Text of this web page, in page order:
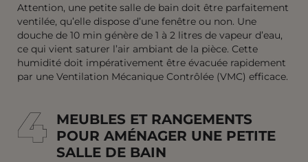
Attention, une petite salle de bain doit être parfaitement
ventilée, qu’elle dispose d’une fenêtre ou non. Une
douche de 10 min génère de 1 à 2 litres de vapeur d’eau,
ce qui vient saturer l’air ambiant de la pièce. Cette
humidité doit impérativement être évacuée rapidement
par une Ventilation Mécanique Contrôlée (VMC) efficace.
4
4
MEUBLES ET RANGEMENTS
POUR AMÉNAGER UNE PETITE
SALLE DE BAIN